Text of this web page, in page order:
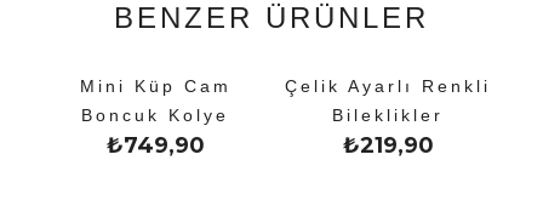
BENZER ÜRÜNLER
Mini Küp Cam
Boncuk Kolye
₺749,90
Çelik Ayarlı Renkli
Bileklikler
₺219,90